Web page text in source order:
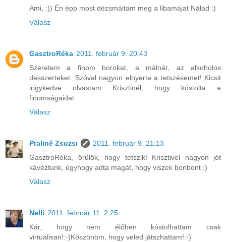
Ami, :)) Én épp most dézsmáltam meg a libamájat Nálad :)
Válasz
GasztroRéka 2011. február 9. 20:43
Szeretem a finom borokat, a málnát, az alkoholos
desszerteket. Szóval nagyon elnyerte a tetszésemet! Kicsit
irigykedve olvastam Krisztinél, hogy kóstolta a
finomságaidat.
Válasz
Praliné Zsuzsi
2011. február 9. 21:13
GasztroRéka, örülök, hogy tetszik! Krisztivel nagyon jót
kávéztunk, úgyhogy adta magát, hogy viszek bonbont :)
Válasz
Nelli 2011. február 11. 2:25
Kár, hogy nem élőben kóstolhattam csak
virtuálisan!:-)Köszönöm, hogy veled játszhattam!:-)